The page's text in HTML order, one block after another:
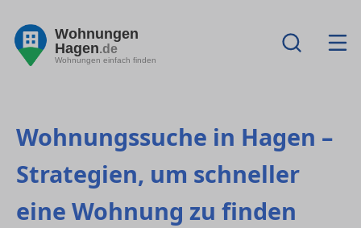
Wohnungen
Hagen.de
Wohnungen einfach finden
Wohnungssuche in Hagen –
Strategien, um schneller
eine Wohnung zu finden